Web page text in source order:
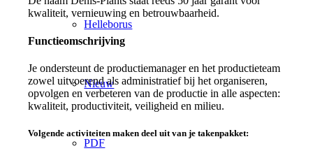
Helleborus
Nieuw
PDF
kwaliteit, vernieuwing en betrouwbaarheid.
Functieomschrijving
Je ondersteunt de productiemanager en het productieteam
zowel uitvoerend als administratief bij het organiseren,
opvolgen en verbeteren van de productie in alle aspecten:
kwaliteit, productiviteit, veiligheid en milieu.
Volgende activiteiten maken deel uit van je takenpakket: